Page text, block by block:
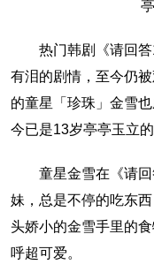
热门韩剧《请回答
有泪的剧情，至今仍
的童星「珍珠」金雪
今已是13岁亭亭玉立
童星金雪在《请回
妹，总是不停的吃东
头娇小的金雪手里的
呼超可爱。